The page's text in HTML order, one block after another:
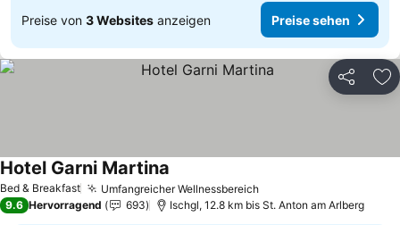
Preise von 3 Websites anzeigen Preise sehen
Teilen
Bed & Breakfast Umfangreicher Wellnessbereich
Hotel Garni Martina
9.6 Hervorragend 693 Ischgl, 12.8 km bis St. Anton am Arlberg